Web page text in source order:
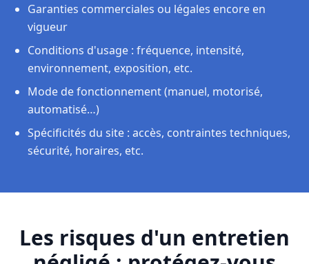
Garanties commerciales ou légales encore en
vigueur
Conditions d'usage : fréquence, intensité,
environnement, exposition, etc.
Mode de fonctionnement (manuel, motorisé,
automatisé…)
Spécificités du site : accès, contraintes techniques,
sécurité, horaires, etc.
Les risques d'un entretien